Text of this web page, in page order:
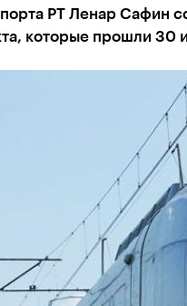
РТ Ленар Сафин
которые прошли 30